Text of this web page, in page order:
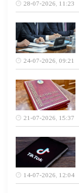
28-07-2026, 11:23
24-07-2026, 09:21
21-07-2026, 15:37
14-07-2026, 12:04